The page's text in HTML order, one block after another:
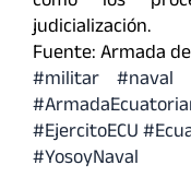
judicialización.
Fuente: Armada
#militar #naval
#EjercitoECU
#YosoyNaval